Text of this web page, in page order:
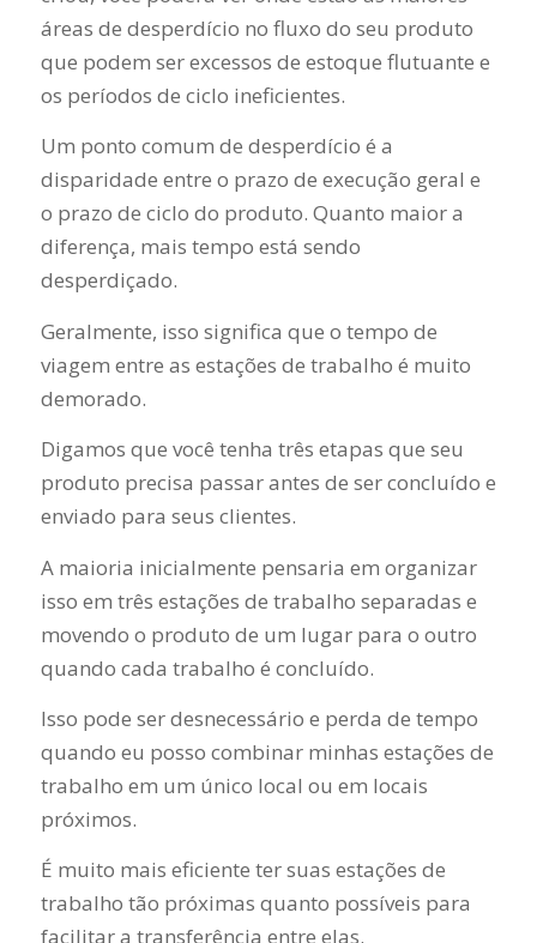
áreas de desperdício no fluxo do seu produto
que podem ser excessos de estoque flutuante e
os períodos de ciclo ineficientes.
Um ponto comum de desperdício é a
disparidade entre o prazo de execução geral e
o prazo de ciclo do produto. Quanto maior a
diferença, mais tempo está sendo
desperdiçado.
Geralmente, isso significa que o tempo de
viagem entre as estações de trabalho é muito
demorado.
Digamos que você tenha três etapas que seu
produto precisa passar antes de ser concluído e
enviado para seus clientes.
A maioria inicialmente pensaria em organizar
isso em três estações de trabalho separadas e
movendo o produto de um lugar para o outro
quando cada trabalho é concluído.
Isso pode ser desnecessário e perda de tempo
quando eu posso combinar minhas estações de
trabalho em um único local ou em locais
próximos.
É muito mais eficiente ter suas estações de
trabalho tão próximas quanto possíveis para
facilitar a transferência entre elas.